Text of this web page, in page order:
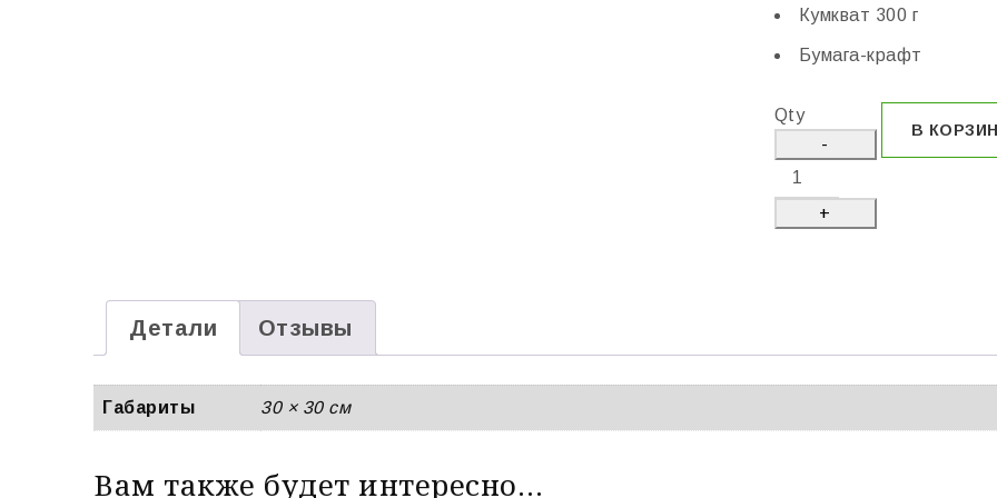
Кумкват 300 г
Бумага-крафт
Qty
В
Детали Отзывы
Габариты 30 × 30 см
Вам также будет интересно…